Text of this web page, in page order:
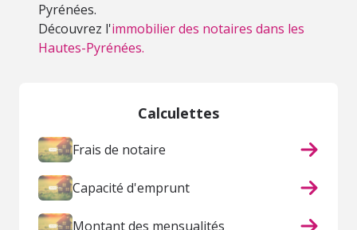
Pyrénées.
Découvrez l'immobilier des notaires dans les
Hautes-Pyrénées.
Calculettes
Frais de notaire
Capacité d'emprunt
Montant des mensualités